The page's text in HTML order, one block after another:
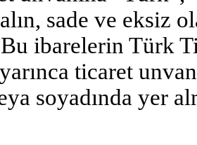
sade ve eksiz
ibarelerin Türk
ticaret
soyadında yer